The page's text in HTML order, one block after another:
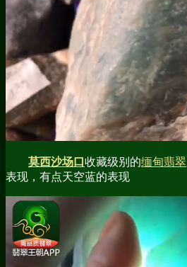
莫西沙场口 收藏级别的缅甸翡翠
表现，有点天空蓝的表现